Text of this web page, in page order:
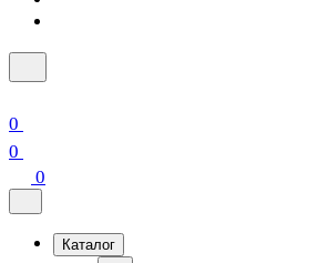
0
0
0
Каталог